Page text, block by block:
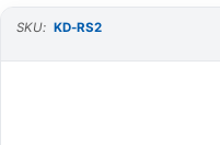
SKU: KD-RS2